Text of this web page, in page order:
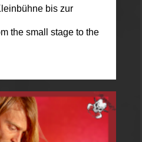
bis zur
the small stage to the